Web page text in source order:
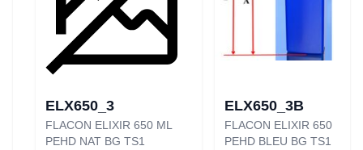
ELX650_3
FLACON ELIXIR 650 ML
PEHD NAT BG TS1
ELX650_3B
FLACON ELIXIR 650 ML
PEHD BLEU BG TS1